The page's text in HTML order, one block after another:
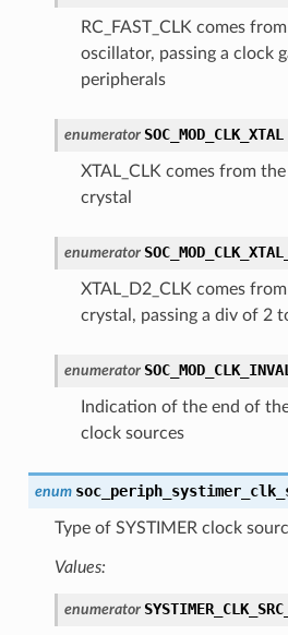
RC_FAST_CLK comes
oscillator, passing a clock
peripherals
enumerator SOC_MOD_CLK_XTAL
XTAL_CLK comes from
crystal
enumerator
XTAL_D2_CLK comes
crystal, passing a div of 2
enumerator
Indication of the end of
clock sources
enum
Type of SYSTIMER clock
Values:
enumerator